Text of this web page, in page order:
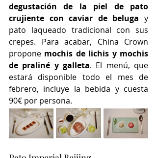
degustación de la piel de pato
crujiente con caviar de beluga y
pato laqueado tradicional con sus
crepes. Para acabar, China Crown
propone mochis de lichis y mochis
de praliné y galleta. El menú, que
estará disponible todo el mes de
febrero, incluye la bebida y cuesta
90€ por persona.